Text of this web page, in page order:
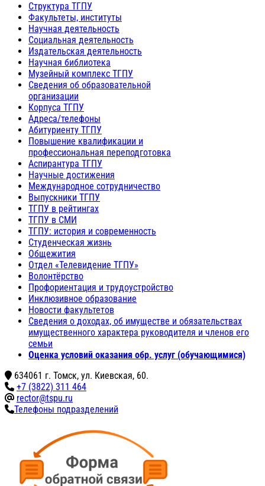
Структура ТГПУ
Факультеты, институты
Научная деятельность
Социальная деятельность
Издательская деятельность
Научная библиотека
Музейный комплекс ТГПУ
Сведения об образовательной
организации
Корпуса ТГПУ
Адреса/телефоны
Абитуриенту ТГПУ
Повышение квалификации и
профессиональная переподготовка
Аспирантура ТГПУ
Научные достижения
Международное сотрудничество
Выпускники ТГПУ
ТГПУ в рейтингах
ТГПУ в СМИ
ТГПУ: история и современность
Студенческая жизнь
Общежития
Отдел «Телевидение ТГПУ»
Волонтёрство
Профориентация и трудоустройство
Инклюзивное образование
Новости факультетов
Сведения о доходах, об имуществе и обязательствах
имущественного характера руководителя и членов его
семьи
Оценка условий оказания обр. услуг (обучающимися)
634061 г. Томск, ул. Киевская, 60.
+7 (3822) 311 464
rector@tspu.ru
Телефоны подразделений